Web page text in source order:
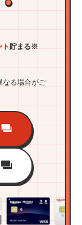
ト貯まる※
なる場合がご